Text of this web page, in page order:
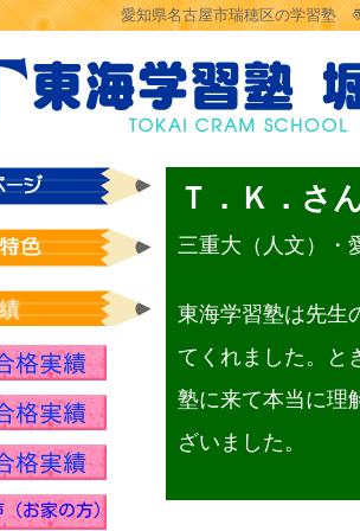
愛知県名古屋市瑞穂区の学習
Ｔ．Ｋ．さ
三重大（人文）・
東海学習塾は先生
てくれました。と
塾に来て本当に理
ざいました。